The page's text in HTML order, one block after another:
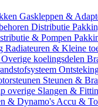
Gaskleppen &
Distributie
& Pompen
Radiateuren & Kleine
koelingsdelen
Steunen &
overige Slangen &
& Dynamo's Accu &